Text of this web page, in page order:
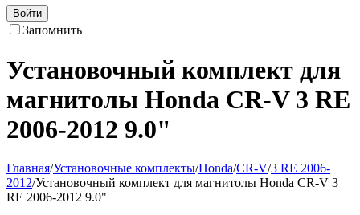
Войти
Запомнить
Установочный комплект для
магнитолы Honda CR-V 3 RE
2006-2012 9.0"
Главная/Установочные комплекты/Honda/CR-V/3 RE 2006-
2012/Установочный комплект для магнитолы Honda CR-V 3
RE 2006-2012 9.0"